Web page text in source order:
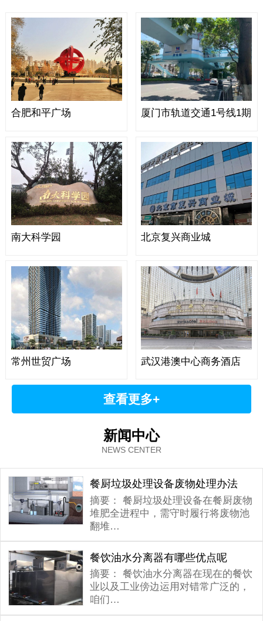
合肥和平广场 厦门市轨道交通1号线1期
南大科学园 北京复兴商业城
常州世贸广场 武汉港澳中心商务酒店
查看更多+
新闻中心
NEWS CENTER
餐厨垃圾处理设备废物处理办法
摘要：
餐厨垃圾处理设备在餐厨废物
堆肥全进程中，需守时履行将废物池
翻堆…
餐饮油水分离器有哪些优点呢
摘要：
餐饮油水分离器在现在的餐饮
业以及工业傍边运用对错常广泛的，
咱们…